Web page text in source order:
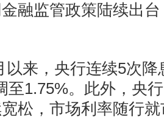
融监管政策陆续出
来，央行连续5次降
至1.75%。此外，央
松，市场利率随行